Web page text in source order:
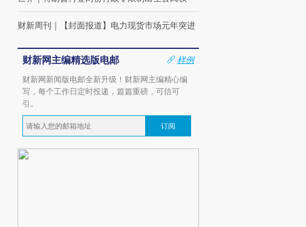
财新周刊 ｜ 【封面报道】电力现货市场元年突进
财新网主编精选版电邮
样例
财新网新闻版电邮全新升级！财新网主编精心编
写，每个工作日定时投递，篇篇重磅，可信可
引。
订阅